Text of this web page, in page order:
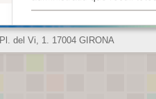
Pl. del Vi, 1. 17004 GIRONA